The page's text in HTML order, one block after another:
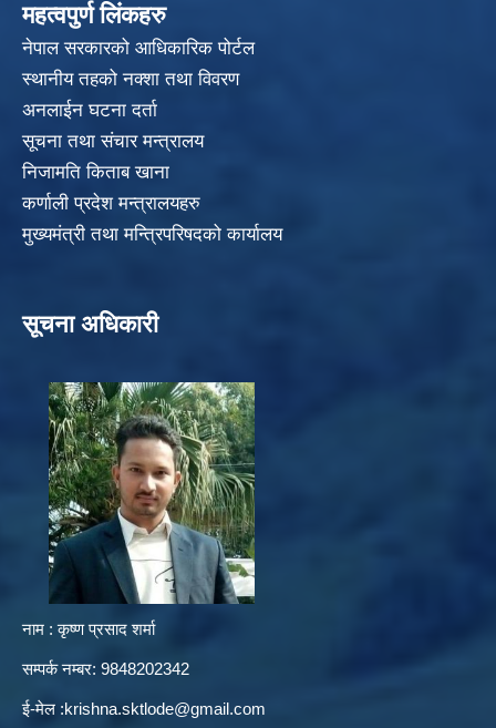
महत्वपुर्ण लिंकहरु
नेपाल सरकारको आधिकारिक पोर्टल
स्थानीय तहको नक्शा तथा विवरण
अनलाईन घटना दर्ता
सूचना तथा संचार मन्त्रालय
निजामति किताब खाना
कर्णाली प्रदेश मन्त्रालयहरु
मुख्यमंत्री तथा मन्त्रिपरिषदको कार्यालय
सूचना अधिकारी
नाम : कृष्ण प्रसाद शर्मा
सम्पर्क नम्बर: 9848202342
ई-मेल :krishna.sktlode@gmail.com